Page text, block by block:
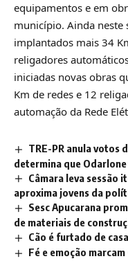
equipamentos e em
município. Ainda neste
implantados mais 34
religadores
iniciadas novas obras
Km de redes e 12
automação da Rede
TRE-PR anula votos
determina que
Câmara leva sessão
aproxima jovens da
Sesc Apucarana
de materiais de
Cão é furtado de
Fé e emoção